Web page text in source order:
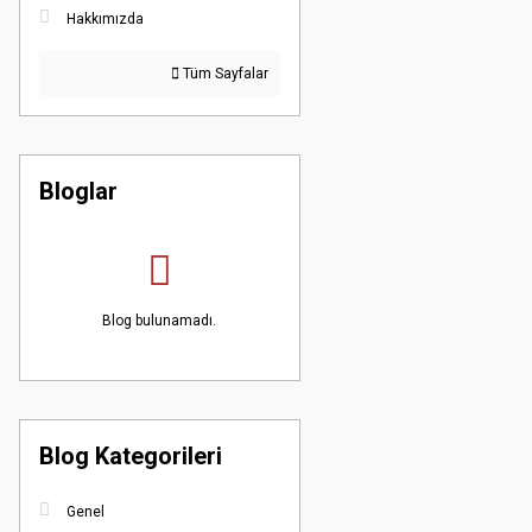
Hakkımızda
Tüm Sayfalar
Bloglar
Blog bulunamadı.
Blog Kategorileri
Genel